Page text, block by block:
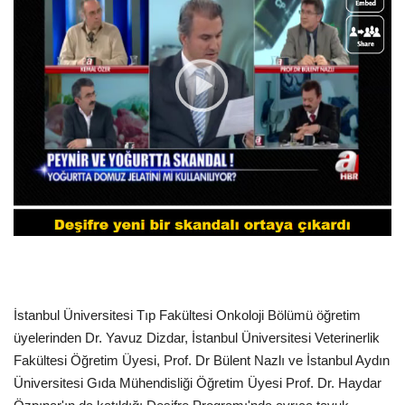
İstanbul Üniversitesi Tıp Fakültesi Onkoloji Bölümü öğretim
üyelerinden Dr. Yavuz Dizdar, İstanbul Üniversitesi Veterinerlik
Fakültesi Öğretim Üyesi, Prof. Dr Bülent Nazlı ve İstanbul Aydın
Üniversitesi Gıda Mühendisliği Öğretim Üyesi Prof. Dr. Haydar